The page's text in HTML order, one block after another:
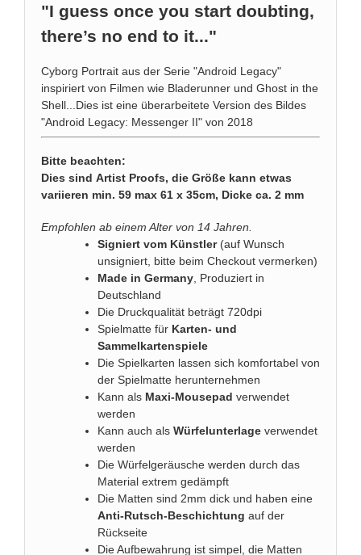
"I guess once you start doubting,
there’s no end to it..."
Cyborg Portrait aus der Serie "Android Legacy"
inspiriert von Filmen wie Bladerunner und Ghost in the
Shell...Dies ist eine überarbeitete Version des Bildes
"Android Legacy: Messenger II" von 2018
Bitte beachten:
Dies sind Artist Proofs, die Größe kann etwas
variieren min. 59 max 61 x 35cm, Dicke ca. 2 mm
Empfohlen ab einem Alter von 14 Jahren.
Signiert vom Künstler(auf Wunsch
unsigniert, bitte beim Checkout vermerken)
Made in Germany , Produziert in
Deutschland
Die Druckqualität beträgt 720dpi
Spielmatte für Karten- und
Sammelkartenspiele
Die Spielkarten lassen sich komfortabel von
der Spielmatte herunternehmen
Kann als Maxi-Mousepad verwendet
werden
Kann auch als Würfelunterlage verwendet
werden
Die Würfelgeräusche werden durch das
Material extrem gedämpft
Die Matten sind 2mm dick und haben eine
Anti-Rutsch-Beschichtung auf der
Rückseite
Die Aufbewahrung ist simpel, die Matten